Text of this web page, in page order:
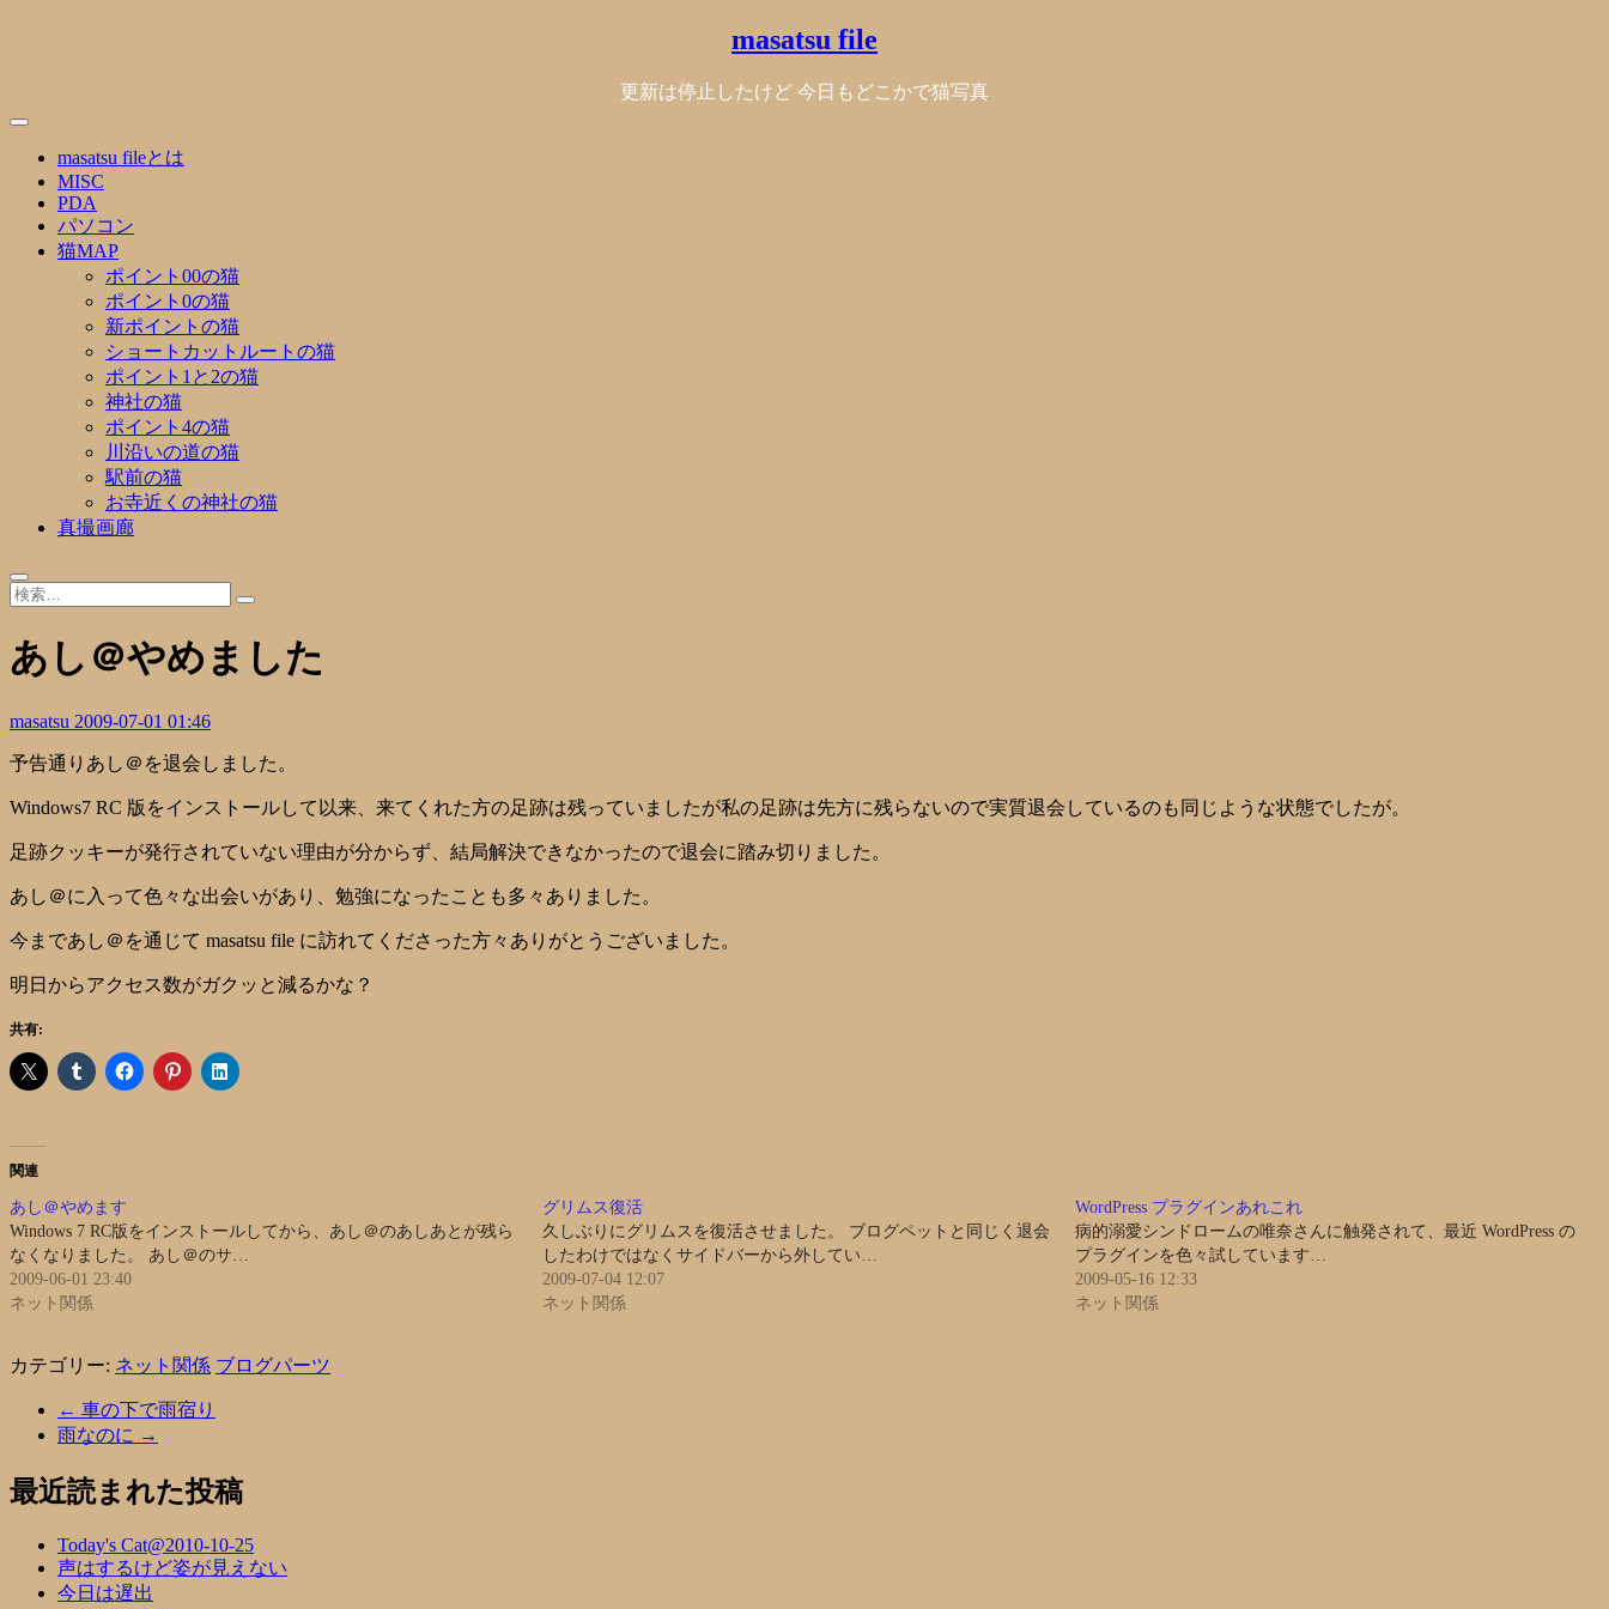
masatsu file
更新は停止したけど 今日もどこかで猫写真
masatsu fileとは
MISC
PDA
パソコン
猫MAP
ポイント00の猫
ポイント0の猫
新ポイントの猫
ショートカットルートの猫
ポイント1と2の猫
神社の猫
ポイント4の猫
川沿いの道の猫
駅前の猫
お寺近くの神社の猫
真撮画廊
あし＠やめました
masatsu 2009-07-01 01:46
予告通りあし＠を退会しました。
Windows7 RC 版をインストールして以来、来てくれた方の足跡は残っていましたが私の足跡は先方に残らないので実質退会しているのも同じような状態でしたが。
足跡クッキーが発行されていない理由が分からず、結局解決できなかったので退会に踏み切りました。
あし＠に入って色々な出会いがあり、勉強になったことも多々ありました。
今まであし＠を通じて masatsu file に訪れてくださった方々ありがとうございました。
明日からアクセス数がガクッと減るかな？
共有:
関連
あし＠やめます
Windows 7 RC版をインストールしてから、あし＠のあしあとが残ら
なくなりました。 あし＠のサ…
2009-06-01 23:40
ネット関係
グリムス復活
久しぶりにグリムスを復活させました。 ブログペットと同じく退会
したわけではなくサイドバーから外してい…
2009-07-04 12:07
ネット関係
WordPress プラグインあれこれ
病的溺愛シンドロームの唯奈さんに触発されて、最近 WordPress の
プラグインを色々試しています…
2009-05-16 12:33
ネット関係
カテゴリー: ネット関係 ブログパーツ
← 車の下で雨宿り
雨なのに →
最近読まれた投稿
Today's Cat@2010-10-25
声はするけど姿が見えない
今日は遅出